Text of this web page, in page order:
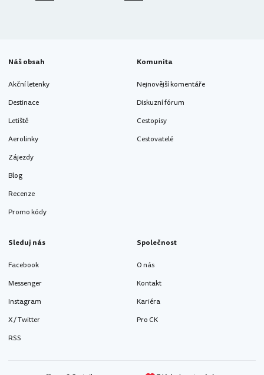
Náš obsah
Akční letenky
Destinace
Letiště
Aerolinky
Zájezdy
Blog
Recenze
Promo kódy
Komunita
Nejnovější komentáře
Diskuzní fórum
Cestopisy
Cestovatelé
Sleduj nás
Facebook
Messenger
Instagram
X / Twitter
RSS
Společnost
O nás
Kontakt
Kariéra
Pro CK